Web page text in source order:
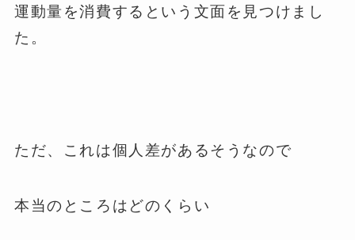
運動量を消費するという文面を見つけまし
た。
ただ、これは個人差があるそうなので
本当のところはどのくらい